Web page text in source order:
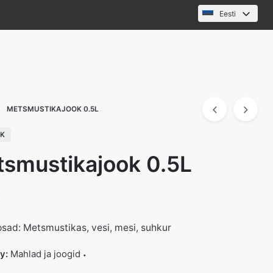
Eesti
METSMUSTIKAJOOK 0.5L
0.5L
Metsmustikas, vesi, mesi, suhkur
Mahlad ja joogid